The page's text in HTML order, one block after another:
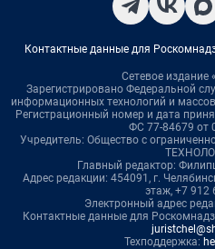
Контактные данные для
Сетевое издание
Зарегистрировано Федеральной
информационных технологий и
Регистрационный номер и дата
ФС 77-84679 от
Учредитель: Общество с
Главный редактор:
Адрес редакции: 454091, г.
этаж, +7 912
Электронный адрес
Контактные данные для
Техподдержка: